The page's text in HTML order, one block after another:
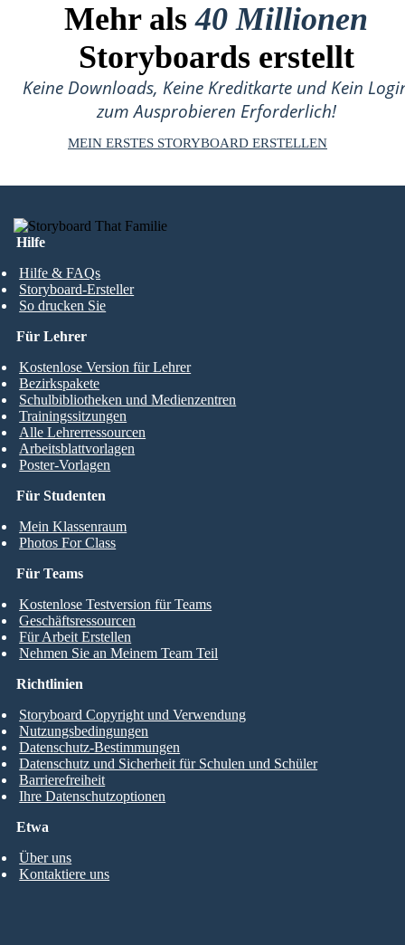
Mehr als40 Millionen
Storyboards erstellt
Keine Downloads, Keine Kreditkarte und Kein
zum Ausprobieren Erforderlich!
MEIN ERSTES STORYBOARD ERSTELLEN
Hilfe
Hilfe & FAQs
Storyboard-Ersteller
So drucken Sie
Für Studenten
Mein Klassenraum
Photos For Class
Für Lehrer
Kostenlose Version für Lehrer
Bezirkspakete
Schulbibliotheken und Medienzentren
Trainingssitzungen
Alle Lehrerressourcen
Arbeitsblattvorlagen
Poster-Vorlagen
Für Teams
Kostenlose Testversion für Teams
Geschäftsressourcen
Für Arbeit Erstellen
Nehmen Sie an Meinem Team Teil
Etwa
Über uns
Kontaktiere uns
Richtlinien
Storyboard Copyright und Verwendung
Nutzungsbedingungen
Datenschutz-Bestimmungen
Datenschutz und Sicherheit für Schulen und Schüler
Barrierefreiheit
Ihre Datenschutzoptionen